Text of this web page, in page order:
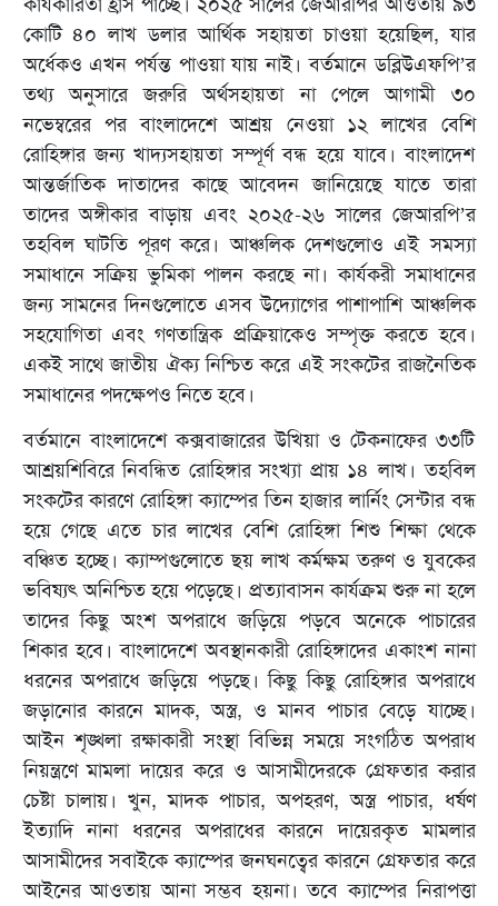
কোটি ৪০ লাখ ডলার আর্থিক সহায়তা চাওয়া হয়েছিল, যার
অর্ধেকও এখন পর্যন্ত পাওয়া যায় নাই। বর্তমানে ডব্লিউএফপি’র
তথ্য অনুসারে জরুরি অর্থসহায়তা না পেলে আগামী ৩০
নভেম্বরের পর বাংলাদেশে আশ্রয় নেওয়া ১২ লাখের বেশি
রোহিঙ্গার জন্য খাদ্যসহায়তা সম্পূর্ণ বন্ধ হয়ে যাবে। বাংলাদেশ
আন্তর্জাতিক দাতাদের কাছে আবেদন জানিয়েছে যাতে তারা
তাদের অঙ্গীকার বাড়ায় এবং ২০২৫-২৬ সালের জেআরপি’র
তহবিল ঘাটতি পূরণ করে। আঞ্চলিক দেশগুলোও এই সমস্যা
সমাধানে সক্রিয় ভুমিকা পালন করছে না। কার্যকরী সমাধানের
জন্য সামনের দিনগুলোতে এসব উদ্যোগের পাশাপাশি আঞ্চলিক
সহযোগিতা এবং গণতান্ত্রিক প্রক্রিয়াকেও সম্পৃক্ত করতে হবে।
একই সাথে জাতীয় ঐক্য নিশ্চিত করে এই সংকটের রাজনৈতিক
সমাধানের পদক্ষেপও নিতে হবে।
বর্তমানে বাংলাদেশে কক্সবাজারের উখিয়া ও টেকনাফের ৩৩টি
আশ্রয়শিবিরে নিবন্ধিত রোহিঙ্গার সংখ্যা প্রায় ১৪ লাখ। তহবিল
সংকটের কারণে রোহিঙ্গা ক্যাম্পের তিন হাজার লার্নিং সেন্টার বন্ধ
হয়ে গেছে এতে চার লাখের বেশি রোহিঙ্গা শিশু শিক্ষা থেকে
বঞ্চিত হচ্ছে। ক্যাম্পগুলোতে ছয় লাখ কর্মক্ষম তরুণ ও যুবকের
ভবিষ্যৎ অনিশ্চিত হয়ে পড়েছে। প্রত্যাবাসন কার্যক্রম শুরু না হলে
তাদের কিছু অংশ অপরাধে জড়িয়ে পড়বে অনেকে পাচারের
শিকার হবে। বাংলাদেশে অবস্থানকারী রোহিঙ্গাদের একাংশ নানা
ধরনের অপরাধে জড়িয়ে পড়ছে। কিছু কিছু রোহিঙ্গার অপরাধে
জড়ানোর কারনে মাদক, অস্ত্র, ও মানব পাচার বেড়ে যাচ্ছে।
আইন শৃঙ্খলা রক্ষাকারী সংস্থা বিভিন্ন সময়ে সংগঠিত অপরাধ
নিয়ন্ত্রণে মামলা দায়ের করে ও আসামীদেরকে গ্রেফতার করার
চেষ্টা চালায়। খুন, মাদক পাচার, অপহরণ, অস্ত্র পাচার, ধর্ষণ
ইত্যাদি নানা ধরনের অপরাধের কারনে দায়েরকৃত মামলার
আসামীদের সবাইকে ক্যাম্পের জনঘনত্বের কারনে গ্রেফতার করে
আইনের আওতায় আনা সম্ভব হয়না। তবে ক্যাম্পের নিরাপত্তা